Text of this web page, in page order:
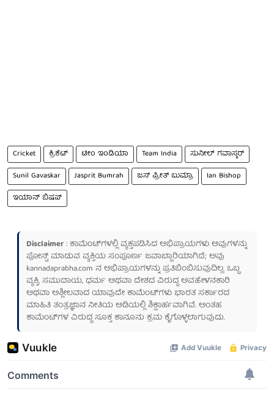
Cricket ಕ್ರಿಕೆಟ್ ಟೀಂ ಇಂಡಿಯಾ Team India
ಸುನೀಲ್ ಗವಾಸ್ಕರ್
Sunil Gavaskar
Jasprit Bumrah ಜಸ್ ಪ್ರೀತ್ ಬುಮ್ರಾ
Ian Bishop
ಇಯಾನ್ ಬಿಷಪ್
Disclaimer: ಕಾಮೆಂಟ್‌ಗಳಲ್ಲಿ ವ್ಯಕ್ತಪಡಿಸಿದ ಅಭಿಪ್ರಾಯಗಳು ಅವುಗಳನ್ನು
ಪೋಸ್ಟ್ ಮಾಡುವ ವ್ಯಕ್ತಿಯ ಸಂಪೂರ್ಣ ಜವಾಬ್ದಾರಿಯಾಗಿದೆ; ಅವು
kannadaprabha.com ನ ಅಭಿಪ್ರಾಯಗಳನ್ನು ಪ್ರತಿಬಿಂಬಿಸುವುದಿಲ್ಲ. ಒಬ್ಬ
ವ್ಯಕ್ತಿ, ಸಮುದಾಯ, ಧರ್ಮ ಅಥವಾ ದೇಶದ ವಿರುದ್ಧ ಅವಹೇಳನಕಾರಿ
ಅಥವಾ ಅಶ್ಲೀಲವಾದ ಯಾವುದೇ ಕಾಮೆಂಟ್‌ಗಳು ಭಾರತ ಸರ್ಕಾರದ
ಮಾಹಿತಿ ತಂತ್ರಜ್ಞಾನ ನೀತಿಯ ಅಡಿಯಲ್ಲಿ ಶಿಕ್ಷಾರ್ಹವಾಗಿವೆ. ಅಂತಹ
ಕಾಮೆಂಟ್‌ಗಳ ವಿರುದ್ಧ ಸೂಕ್ತ ಕಾನೂನು ಕ್ರಮ ಕೈಗೊಳ್ಳಲಾಗುವುದು.